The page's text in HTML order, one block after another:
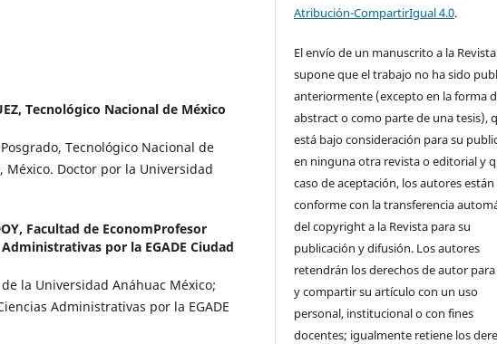
Tecnológico Nacional de México
Tecnológico Nacional de
México. Doctor por la Universidad
Facultad de EconomProfesor
por la EGADE Ciudad
la Universidad Anáhuac México;
Administrativas por la EGADE
Atribución-CompartirIgual 4.0.
El envío de un manuscrito a la Revista
supone que el trabajo no ha sido
anteriormente (excepto en la forma
abstract o como parte de una tesis),
está bajo consideración para su
en ninguna otra revista o editorial y
caso de aceptación, los autores están
conforme con la transferencia
del copyright a la Revista para su
publicación y difusión. Los autores
retendrán los derechos de autor
y compartir su artículo con un uso
personal, institucional o con fines
docentes; igualmente retiene los